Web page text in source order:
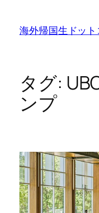
海外帰国生ドット
タグ:
ンプ